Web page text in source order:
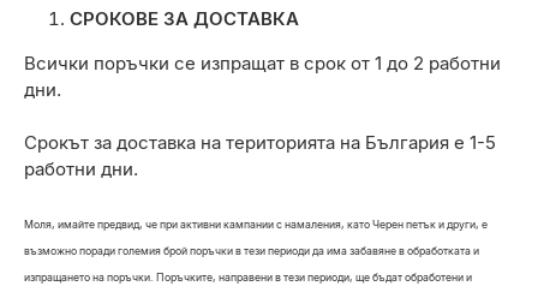
СРОКОВЕ ЗА ДОСТАВКА
Всички поръчки се изпращат в срок от 1 до 2 работни
дни.
Срокът за доставка на територията на България е 1-5
работни дни.
Моля, имайте предвид, че при активни кампании с намаления, като Черен петък и други, е
възможно поради големия брой поръчки в тези периоди да има забавяне в обработката и
изпращането на поръчки. Поръчките, направени в тези периоди, ще бъдат обработени и